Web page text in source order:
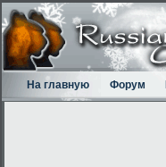
На главную Форум